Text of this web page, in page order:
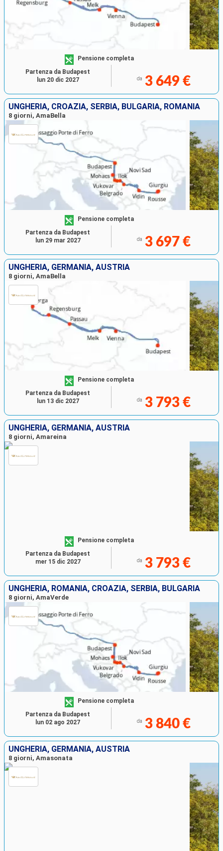
Pensione completa
da 3 649 €
Partenza da Budapest
lun 20 dic 2027
UNGHERIA, CROAZIA, SERBIA, BULGARIA, ROMANIA
8 giorni, AmaBella
Pensione completa
da 3 697 €
Partenza da Budapest
lun 29 mar 2027
UNGHERIA, GERMANIA, AUSTRIA
8 giorni, AmaBella
Pensione completa
da 3 793 €
Partenza da Budapest
lun 13 dic 2027
UNGHERIA, GERMANIA, AUSTRIA
8 giorni, Amareina
Pensione completa
da 3 793 €
Partenza da Budapest
mer 15 dic 2027
UNGHERIA, ROMANIA, CROAZIA, SERBIA, BULGARIA
8 giorni, AmaVerde
Pensione completa
da 3 840 €
Partenza da Budapest
lun 02 ago 2027
UNGHERIA, GERMANIA, AUSTRIA
8 giorni, Amasonata